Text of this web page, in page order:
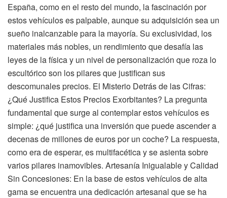
España, como en el resto del mundo, la fascinación por
estos vehículos es palpable, aunque su adquisición sea un
sueño inalcanzable para la mayoría. Su exclusividad, los
materiales más nobles, un rendimiento que desafía las
leyes de la física y un nivel de personalización que roza lo
escultórico son los pilares que justifican sus
descomunales precios. El Misterio Detrás de las Cifras:
¿Qué Justifica Estos Precios Exorbitantes? La pregunta
fundamental que surge al contemplar estos vehículos es
simple: ¿qué justifica una inversión que puede ascender a
decenas de millones de euros por un coche? La respuesta,
como era de esperar, es multifacética y se asienta sobre
varios pilares inamovibles. Artesanía Inigualable y Calidad
Sin Concesiones: En la base de estos vehículos de alta
gama se encuentra una dedicación artesanal que se ha